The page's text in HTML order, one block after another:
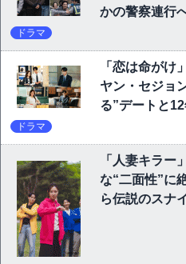
かの警察連行
ドラマ
「恋は命がけ
ヤン・セジョ
る”デートと
ドラマ
「人妻キラー
な“二面性”に
ら伝説のスナ